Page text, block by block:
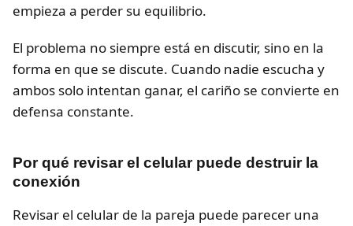
empieza a perder su equilibrio.
El problema no siempre está en discutir, sino en la
forma en que se discute. Cuando nadie escucha y
ambos solo intentan ganar, el cariño se convierte en
defensa constante.
Por qué revisar el celular puede destruir la
conexión
Revisar el celular de la pareja puede parecer una